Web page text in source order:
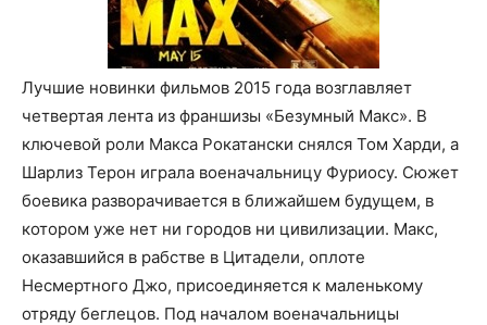
Лучшие новинки фильмов 2015 года возглавляет
четвертая лента из франшизы «Безумный Макс». В
ключевой роли Макса Рокатански снялся Том Харди, а
Шарлиз Терон играла военачальницу Фуриосу. Сюжет
боевика разворачивается в ближайшем будущем, в
котором уже нет ни городов ни цивилизации. Макс,
оказавшийся в рабстве в Цитадели, оплоте
Несмертного Джо, присоединяется к маленькому
отряду беглецов. Под началом военачальницы